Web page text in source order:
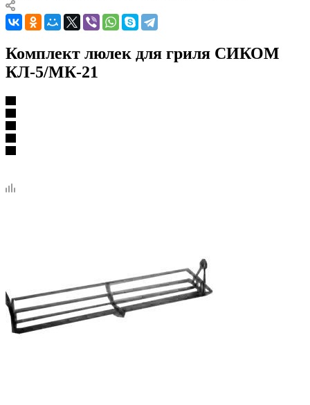
Комплект люлек для гриля СИКОМ
КЛ-5/МК-21